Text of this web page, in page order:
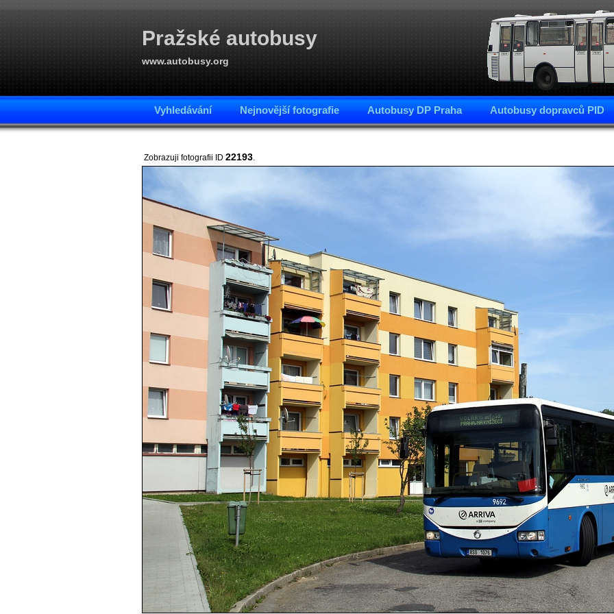
Pražské autobusy
www.autobusy.org
Vyhledávání Nejnovější fotografie Autobusy DP Praha Autobusy dopravců PID
Zobrazuji fotografii ID 22193.